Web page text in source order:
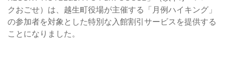
クおごせ）は、越生町役場が主催する「月例ハイキング」
の参加者を対象とした特別な入館割引サービスを提供する
ことになりました。